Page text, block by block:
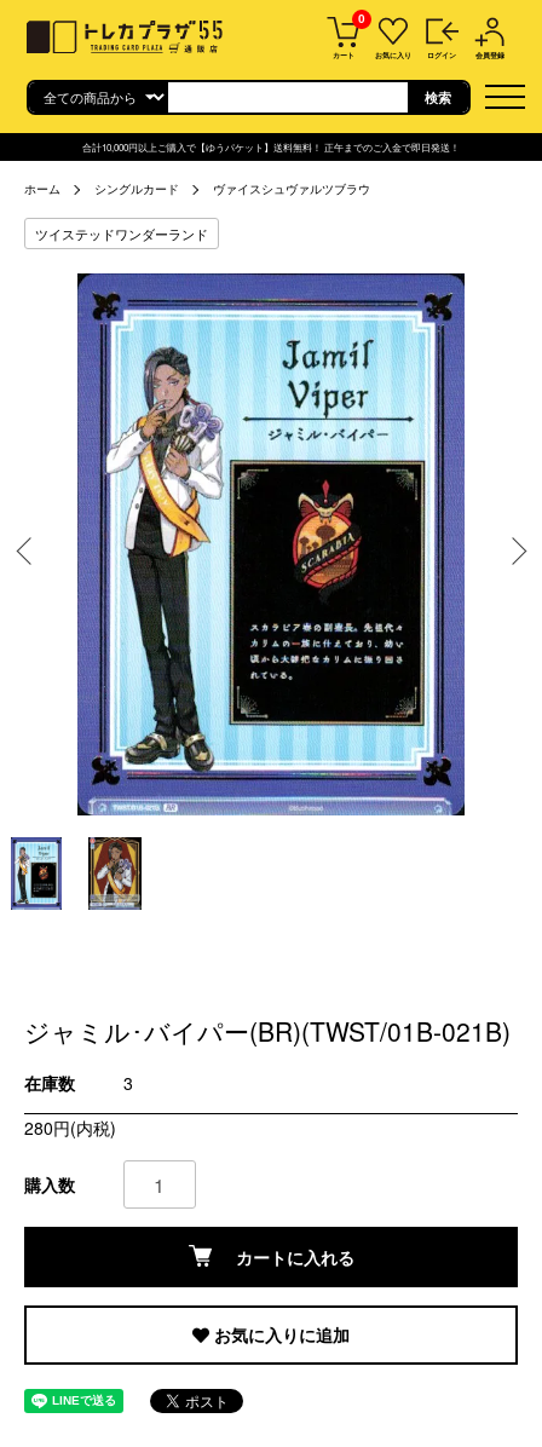
0
カート お気に入り ログイン 会員登録
合計10,000円以上ご購入で【ゆうパケット】送料無料！ 正午までのご入金で即日発送！
ホーム シングルカード ヴァイスシュヴァルツブラウ
ツイステッドワンダーランド
ジャミル･バイパー(BR)(TWST/01B-021B)
在庫数
3
280円(内税)
購入数
カートに入れる
お気に入りに追加